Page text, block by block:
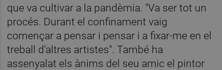
que va cultivar a la pandèmia. "Va ser tot un
procés. Durant el confinament vaig
començar a pensar i pensar i a fixar-me en el
treball d'altres artistes". També ha
assenyalat els ànims del seu amic el pintor